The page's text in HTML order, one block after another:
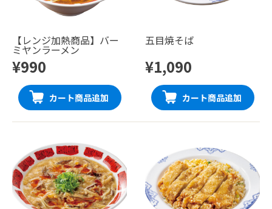
【レンジ加熱商品】バー
ミヤンラーメン
¥990
カート商品追加
五目焼そば
¥1,090
カート商品追加